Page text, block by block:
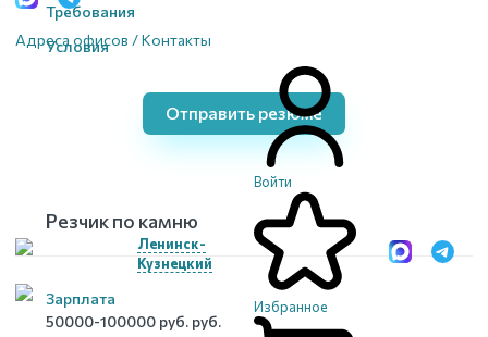
Адреса офисов / Контакты
Ленинск-
Кузнецкий
Войти
Избранное
Требования
Условия
Отправить резюме
Резчик по камню
Зарплата
50000-100000 руб. руб.